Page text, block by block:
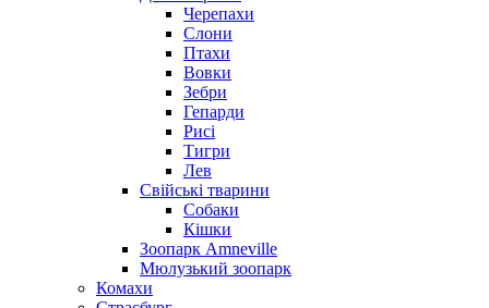
Черепахи
Слони
Птахи
Вовки
Зебри
Гепарди
Рисі
Тигри
Лев
Свійські тварини
Собаки
Кішки
Зоопарк Amneville
Мюлузький зоопарк
Комахи